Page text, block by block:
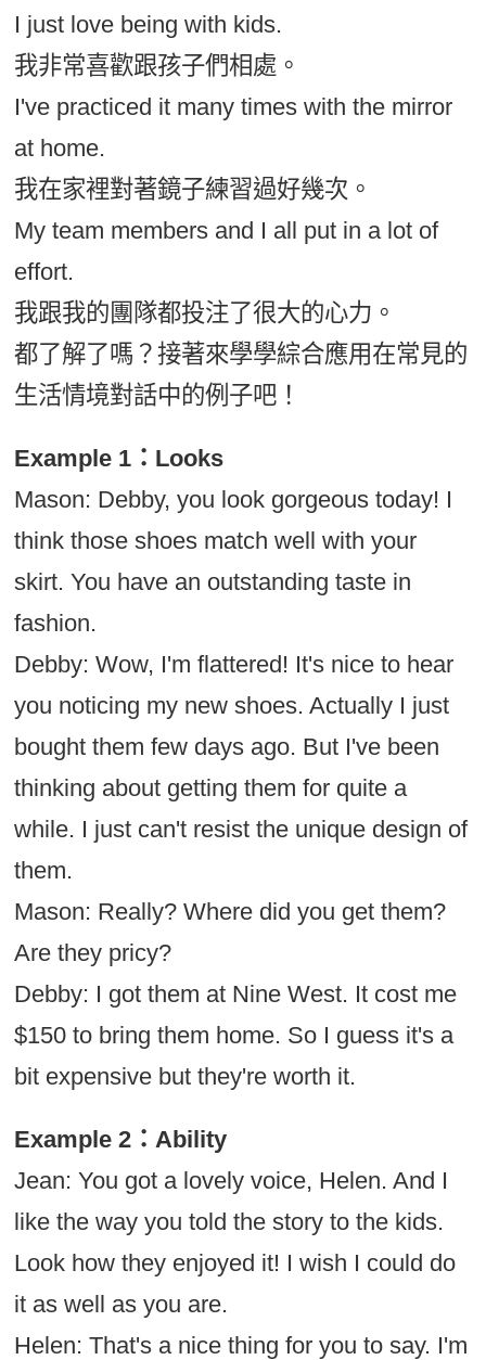
I just love being with kids.
我非常喜歡跟孩子們相處。
I've practiced it many times with the mirror
at home.
我在家裡對著鏡子練習過好幾次。
My team members and I all put in a lot of
effort.
我跟我的團隊都投注了很大的心力。
都了解了嗎？接著來學學綜合應用在常見的
生活情境對話中的例子吧！
Example 1：Looks
Mason: Debby, you look gorgeous today! I
think those shoes match well with your
skirt. You have an outstanding taste in
fashion.
Debby: Wow, I'm flattered! It's nice to hear
you noticing my new shoes. Actually I just
bought them few days ago. But I've been
thinking about getting them for quite a
while. I just can't resist the unique design of
them.
Mason: Really? Where did you get them?
Are they pricy?
Debby: I got them at Nine West. It cost me
$150 to bring them home. So I guess it's a
bit expensive but they're worth it.
Example 2：Ability
Jean: You got a lovely voice, Helen. And I
like the way you told the story to the kids.
Look how they enjoyed it! I wish I could do
it as well as you are.
Helen: That's a nice thing for you to say. I'm